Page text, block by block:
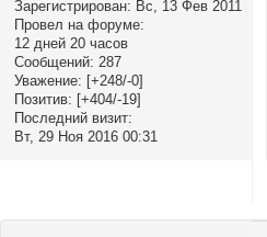
Зарегистрирован: Вс, 13 Фев 2011
Провел на форуме:
12 дней 20 часов
Сообщений: 287
Уважение: [+248/-0]
Позитив: [+404/-19]
Последний визит:
Вт, 29 Ноя 2016 00:31